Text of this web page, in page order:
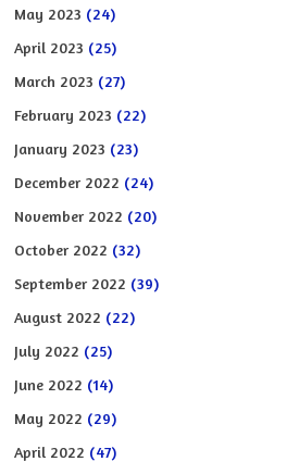
May 2023 (24)
April 2023 (25)
March 2023 (27)
February 2023 (22)
January 2023 (23)
December 2022 (24)
November 2022 (20)
October 2022 (32)
September 2022 (39)
August 2022 (22)
July 2022 (25)
June 2022 (14)
May 2022 (29)
April 2022 (47)